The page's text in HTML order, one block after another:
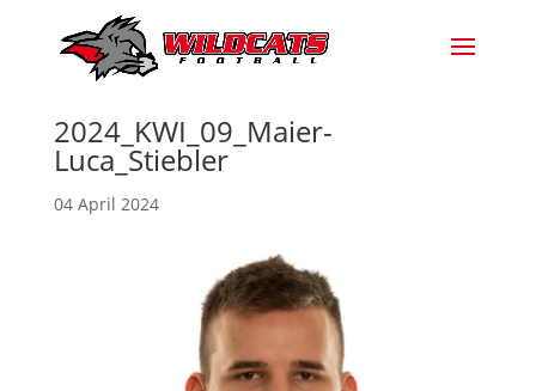
2024_KWI_09_Maier-
Luca_Stiebler
04 April 2024